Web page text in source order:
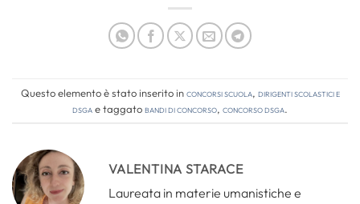
Questo elemento è stato inserito inConcorsi Scuola, Dirigenti Scolastici e
DSGAe taggatobandi di concorso, concorso dsga.
VALENTINA STARACE
Laureata in materie umanistiche e